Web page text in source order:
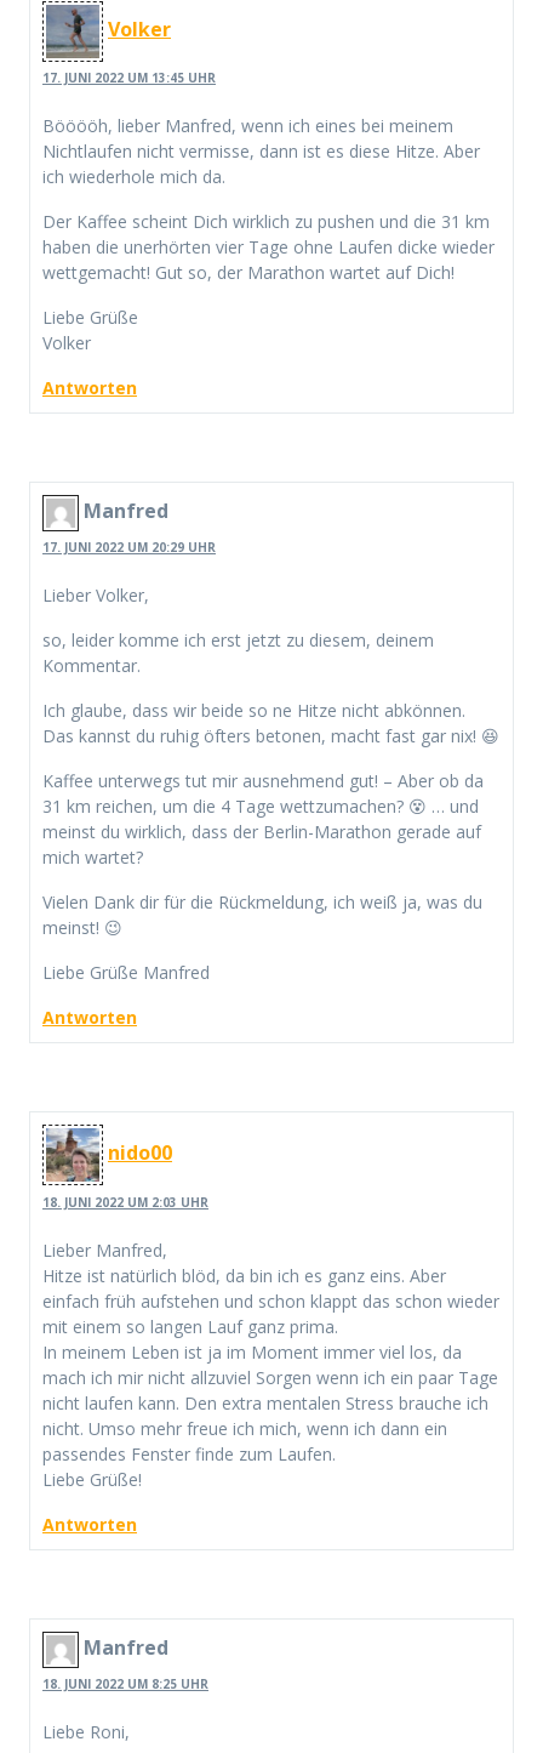
Volker
17. JUNI 2022 UM 13:45 UHR
Bööööh, lieber Manfred, wenn ich eines bei meinem
Nichtlaufen nicht vermisse, dann ist es diese Hitze. Aber
ich wiederhole mich da.
Der Kaffee scheint Dich wirklich zu pushen und die 31 km
haben die unerhörten vier Tage ohne Laufen dicke wieder
wettgemacht! Gut so, der Marathon wartet auf Dich!
Liebe Grüße
Volker
Antworten
Manfred
17. JUNI 2022 UM 20:29 UHR
Lieber Volker,
so, leider komme ich erst jetzt zu diesem, deinem
Kommentar.
Ich glaube, dass wir beide so ne Hitze nicht abkönnen.
Das kannst du ruhig öfters betonen, macht fast gar nix! 😆
Kaffee unterwegs tut mir ausnehmend gut! – Aber ob da
31 km reichen, um die 4 Tage wettzumachen? 😵 … und
meinst du wirklich, dass der Berlin-Marathon gerade auf
mich wartet?
Vielen Dank dir für die Rückmeldung, ich weiß ja, was du
meinst! 😉
Liebe Grüße Manfred
Antworten
nido00
18. JUNI 2022 UM 2:03 UHR
Lieber Manfred,
Hitze ist natürlich blöd, da bin ich es ganz eins. Aber
einfach früh aufstehen und schon klappt das schon wieder
mit einem so langen Lauf ganz prima.
In meinem Leben ist ja im Moment immer viel los, da
mach ich mir nicht allzuviel Sorgen wenn ich ein paar Tage
nicht laufen kann. Den extra mentalen Stress brauche ich
nicht. Umso mehr freue ich mich, wenn ich dann ein
passendes Fenster finde zum Laufen.
Liebe Grüße!
Antworten
Manfred
18. JUNI 2022 UM 8:25 UHR
Liebe Roni,